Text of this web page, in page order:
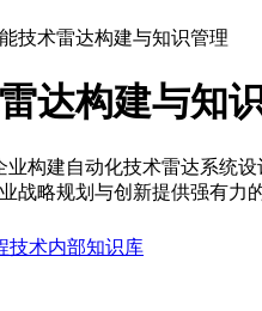
技术雷达构建与知识管理
达构建与知
业构建自动化技术雷达系统
战略规划与创新提供强有力
技术内部知识库